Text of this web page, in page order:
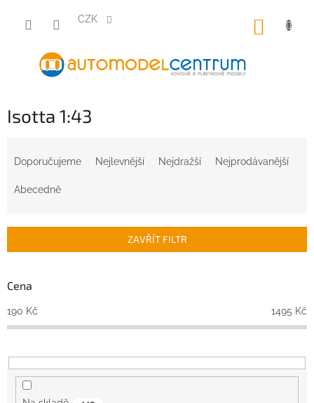
obsah
CZK
Isotta 1:43
r
d
k
t
Doporučujeme Nejlevnější Nejdražší Nejprodávanější
Abecedně
ZAVŘÍT FILTR
Cena
190 Kč 1495 Kč